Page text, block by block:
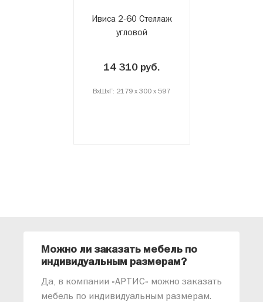
Ивиса 2-60 Стеллаж
угловой
14 310 руб.
ВxШxГ: 2179 x 300 x 597
Можно ли заказать мебель по
индивидуальным размерам?
Да, в компании «АРТИС» можно заказать
мебель по индивидуальным размерам.